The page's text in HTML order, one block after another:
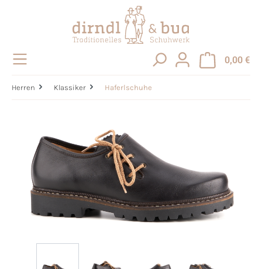
0,00 €
Herren Klassiker Haferlschuhe